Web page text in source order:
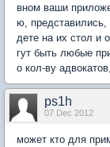
вном ваши
ю, представились,
дете на их стол и
гут быть любые
о кол-ву
ps1h
07 Dec 2012
может кто для